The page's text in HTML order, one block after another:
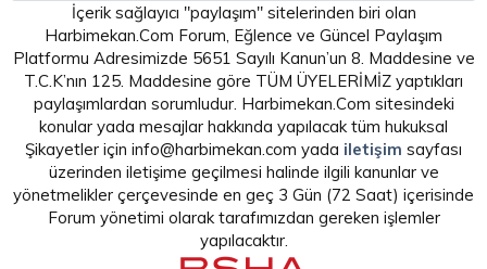
İçerik sağlayıcı "paylaşım" sitelerinden biri olan
Harbimekan.Com Forum, Eğlence ve Güncel Paylaşım
Platformu Adresimizde 5651 Sayılı Kanun’un 8. Maddesine ve
T.C.K’nın 125. Maddesine göre TÜM ÜYELERİMİZ yaptıkları
paylaşımlardan sorumludur. Harbimekan.Com sitesindeki
konular yada mesajlar hakkında yapılacak tüm hukuksal
Şikayetler için info@harbimekan.com yada iletişim sayfası
üzerinden iletişime geçilmesi halinde ilgili kanunlar ve
yönetmelikler çerçevesinde en geç 3 Gün (72 Saat) içerisinde
Forum yönetimi olarak tarafımızdan gereken işlemler
yapılacaktır.